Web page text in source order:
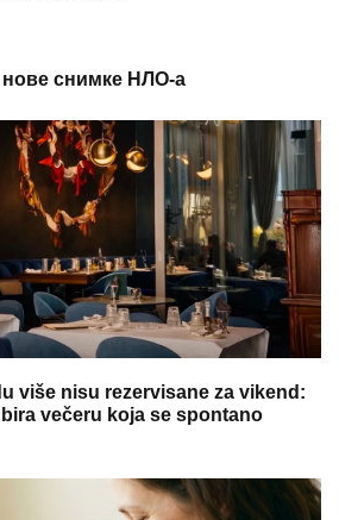
нове снимке НЛО-а
više nisu rezervisane za vikend:
večeru koja se spontano